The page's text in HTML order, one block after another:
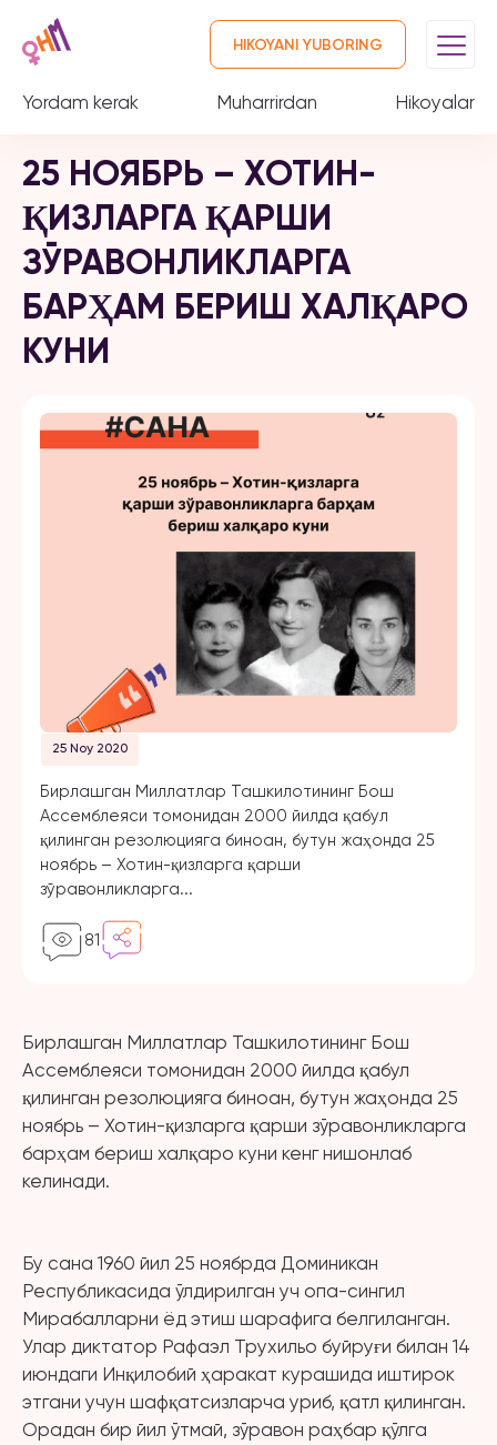
Yordam kerak Muharrirdan Hikoyalar
HIKOYANI YUBORING
25 НОЯБРЬ – ХОТИН-
ҚИЗЛАРГА ҚАРШИ
ЗЎРАВОНЛИКЛАРГА
БАРҲАМ БЕРИШ ХАЛҚАРО
КУНИ
25 Noy 2020
Бирлашган Миллатлар Ташкилотининг Бош
Ассемблеяси томонидан 2000 йилда қабул
қилинган резолюцияга биноан, бутун жаҳонда 25
ноябрь – Хотин-қизларга қарши
зўравонликларга...
81
Бирлашган Миллатлар Ташкилотининг Бош
Ассемблеяси томонидан 2000 йилда қабул
қилинган резолюцияга биноан, бутун жаҳонда 25
ноябрь – Хотин-қизларга қарши зўравонликларга
барҳам бериш халқаро куни кенг нишонлаб
келинади.
Бу сана 1960 йил 25 ноябрда Доминикан
Республикасида ўлдирилган уч опа-cингил
Мирабалларни ёд этиш шарафига белгиланган.
Улар диктатор Рафаэл Трухильо буйруғи билан 14
июндаги Инқилобий ҳаракат курашида иштирок
этгани учун шафқатсизларча уриб, қатл қилинган.
Орадан бир йил ўтмай, зўравон раҳбар қўлга